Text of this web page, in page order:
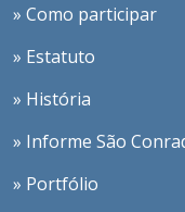
» Como participar
» Estatuto
» História
» Informe São
» Portfólio